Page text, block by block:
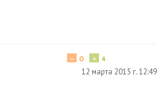
+ 4
− 0
12 марта 2015 г. 12:49